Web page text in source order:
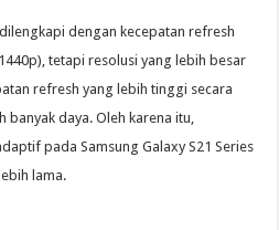
dengan kecepatan refresh
tetapi resolusi yang lebih besar
refresh yang lebih tinggi secara
banyak daya. Oleh karena itu,
pada Samsung Galaxy S21 Series
lama.